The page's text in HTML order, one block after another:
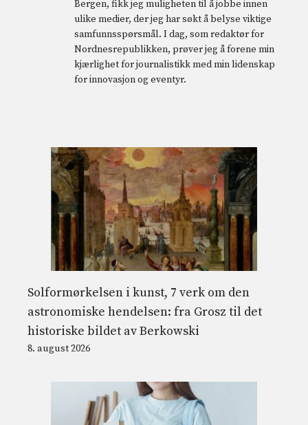
Bergen, fikk jeg muligheten til å jobbe innen
ulike medier, der jeg har søkt å belyse viktige
samfunnsspørsmål. I dag, som redaktør for
Nordnesrepublikken, prøver jeg å forene min
kjærlighet for journalistikk med min lidenskap
for innovasjon og eventyr.
Solformørkelsen i kunst, 7 verk om den
astronomiske hendelsen: fra Grosz til det
historiske bildet av Berkowski
8. august 2026